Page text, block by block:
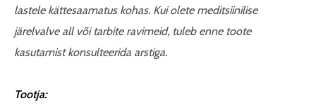
lastele kättesaamatus kohas. Kui olete meditsiinilise
järelvalve all või tarbite ravimeid, tuleb enne toote
kasutamist konsulteerida arstiga.
Tootja: